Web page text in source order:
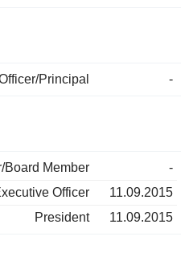
Principal -
Board Member
-
Officer
11.09.2015
President
11.09.2015